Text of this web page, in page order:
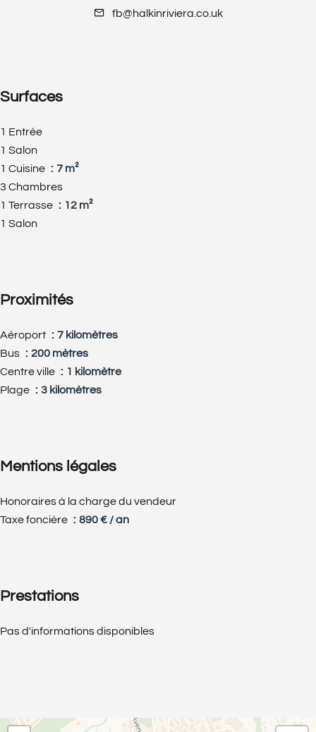
fb@halkinriviera.co.uk
Surfaces
1 Entrée
1 Salon
1 Cuisine
7 m²
3 Chambres
1 Terrasse
12 m²
1 Salon
Proximités
Aéroport
7 kilomètres
Bus
200 mètres
Centre ville
1 kilomètre
Plage
3 kilomètres
Mentions légales
Honoraires à la charge du vendeur
Taxe foncière
890 € / an
Prestations
Pas d'informations disponibles